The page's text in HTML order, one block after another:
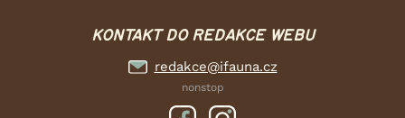
KONTAKT DO REDAKCE WEBU
redakce@ifauna.cz
nonstop